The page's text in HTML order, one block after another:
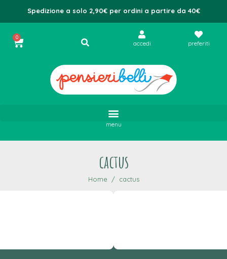
Spedizione a solo 2,90€ per ordini a partire da 40€
0
accedi preferiti
menu
cactus
Home cactus